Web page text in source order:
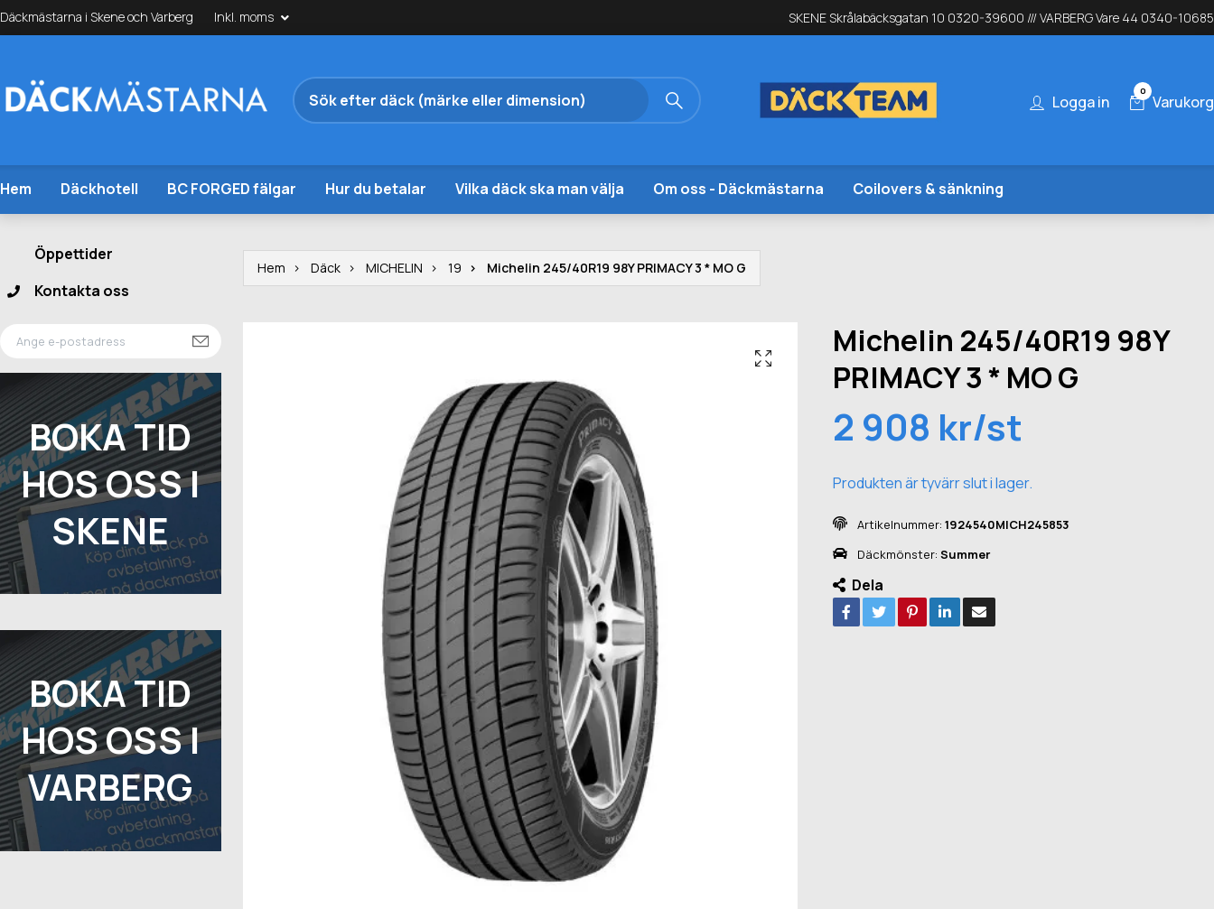
Däckmästarna i Skene och Varberg Inkl. moms SKENE Skrålabäcksgatan 10 0320-39600 /// VARBERG Vare 44 0340-10685
Logga in
0
Varukorg
Hem Däckhotell BC FORGED fälgar Hur du betalar Vilka däck ska man välja Om oss - Däckmästarna Coilovers & sänkning
Öppettider
Kontakta oss
BOKA TID
HOS OSS I
SKENE
BOKA TID
HOS OSS I
VARBERG
Hem Däck MICHELIN 19 Michelin 245/40R19 98Y PRIMACY 3 * MO G
Michelin 245/40R19 98Y
PRIMACY 3 * MO G
2 908 kr/st
Produkten är tyvärr slut i lager.
Artikelnummer: 1924540MICH245853
Däckmönster: Summer
Dela